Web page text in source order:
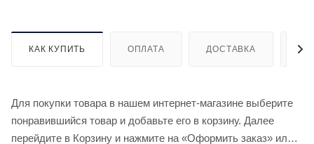
КАК КУПИТЬ ОПЛАТА ДОСТАВКА
Для покупки товара в нашем интернет-магазине выберите
понравившийся товар и добавьте его в корзину. Далее
перейдите в Корзину и нажмите на «Оформить заказ» или